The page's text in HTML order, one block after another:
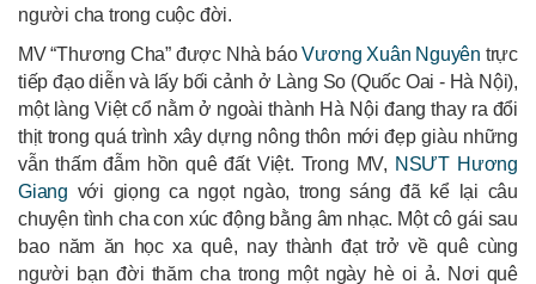
người cha trong cuộc đời.
MV “Thương Cha” được Nhà báoVương Xuân Nguyên trực
tiếp đạo diễn và lấy bối cảnh ở Làng So (Quốc Oai - Hà Nội),
một làng Việt cổ nằm ở ngoài thành Hà Nội đang thay ra đổi
thịt trong quá trình xây dựng nông thôn mới đẹp giàu những
vẫn thấm đẫm hồn quê đất Việt. Trong MV, NSƯT Hương
Giang với giọng ca ngọt ngào, trong sáng đã kể lại câu
chuyện tình cha con xúc động bằng âm nhạc. Một cô gái sau
bao năm ăn học xa quê, nay thành đạt trở về quê cùng
người bạn đời thăm cha trong một ngày hè oi ả. Nơi quê